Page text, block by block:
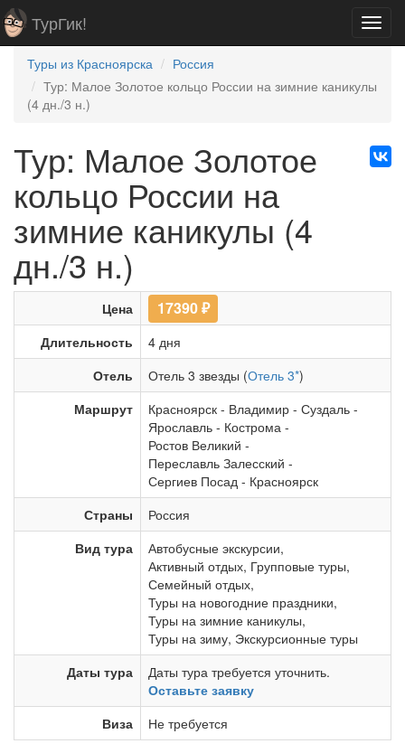
ТурГик!
Туры из Красноярска
Россия
Тур: Малое Золотое кольцо России на зимние каникулы
(4 дн./3 н.)
Тур: Малое Золотое
кольцо России на
зимние каникулы (4
дн./3 н.)
Цена 17390₽
Длительность
4 дня
Отель
Отель 3 звезды (Отель 3*)
Маршрут
Красноярск - Владимир - Суздаль -
Ярославль - Кострома -
Ростов Великий -
Переславль Залесский -
Сергиев Посад - Красноярск
Страны
Россия
Вид тура
Автобусные экскурсии,
Активный отдых, Групповые туры,
Семейный отдых,
Туры на новогодние праздники,
Туры на зимние каникулы,
Туры на зиму, Экскурсионные туры
Даты тура
Даты тура требуется уточнить.
Оставьте заявку
Виза
Не требуется